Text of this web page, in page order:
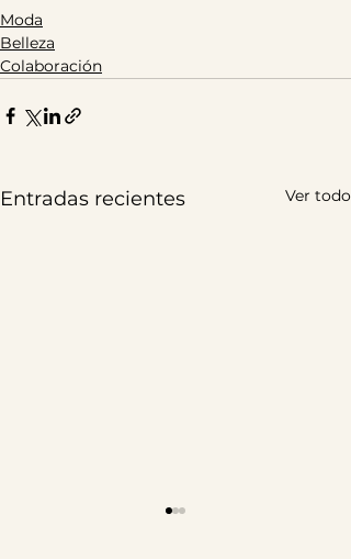
Moda
Belleza
Colaboración
Entradas recientes Ver todo